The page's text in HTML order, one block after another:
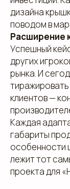
дизайна
поводом в
Расширение
Успешный
других
рынка. И
клиентов —
Каждая
габариты
особенности
лежит тот
проекта для